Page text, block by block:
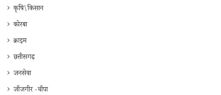
कृषि\किसान
कोरबा
क्राइम
छत्तीसगढ़
जनसेवा
जाँजगीर -चाँपा